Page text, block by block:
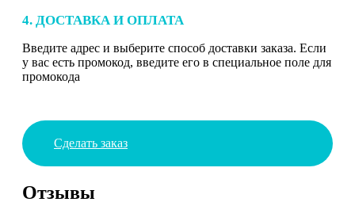
4. ДОСТАВКА И ОПЛАТА
Введите адрес и выберите способ доставки заказа. Если
у вас есть промокод, введите его в специальное поле для
промокода
Сделать заказ
Отзывы